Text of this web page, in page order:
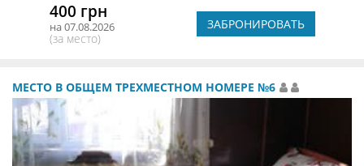
400 грн
на 07.08.2026
(за место)
ЗАБРОНИРОВАТЬ
МЕСТО В ОБЩЕМ ТРЕХМЕСТНОМ НОМЕРЕ №6